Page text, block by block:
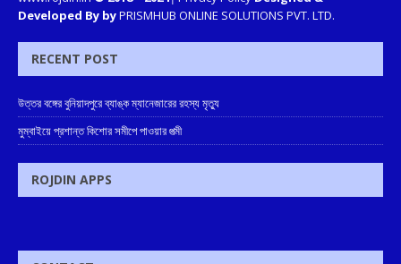
Developed By byPRISMHUB ONLINE SOLUTIONS PVT. LTD.
RECENT POST
উত্তর বঙ্গের বুনিয়াদপুরে ব্যাঙ্ক ম্যানেজারের রহস্য মৃত্যু
মুম্বাইয়ে প্রশান্ত কিশোর সমীপে পাওয়ার পত্মী
ROJDIN APPS